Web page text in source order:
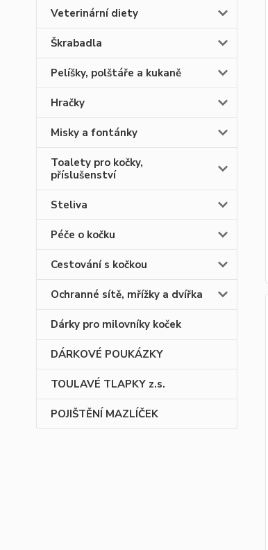
Veterinární diety
Škrabadla
Pelíšky, polštáře a kukaně
Hračky
Misky a fontánky
Toalety pro kočky,
příslušenství
Steliva
Péče o kočku
Cestování s kočkou
Ochranné sítě, mřížky a dvířka
Dárky pro milovníky koček
DÁRKOVÉ POUKÁZKY
TOULAVÉ TLAPKY z.s.
POJIŠTĚNÍ MAZLÍČEK